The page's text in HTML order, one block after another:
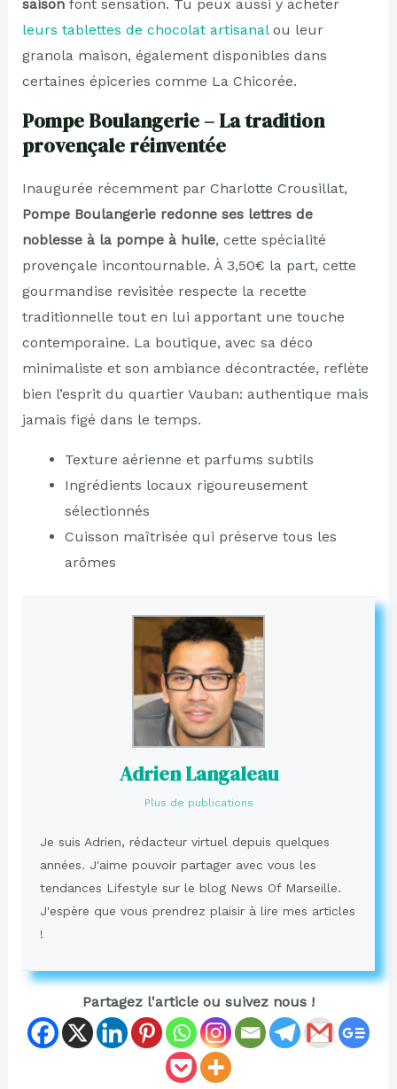
saisonfont sensation. Tu peux aussi y acheter
leurs tablettes de chocolat artisanalou leur
granola maison, également disponibles dans
certaines épiceries comme La Chicorée.
Pompe Boulangerie – La tradition
provençale réinventée
Inaugurée récemment par Charlotte Crousillat,
Pompe Boulangerie redonne ses lettres de
noblesse à la pompe à huile, cette spécialité
provençale incontournable. À 3,50€ la part, cette
gourmandise revisitée respecte la recette
traditionnelle tout en lui apportant une touche
contemporaine. La boutique, avec sa déco
minimaliste et son ambiance décontractée, reflète
bien l’esprit du quartier Vauban: authentique mais
jamais figé dans le temps.
Texture aérienne et parfums subtils
Ingrédients locaux rigoureusement
sélectionnés
Cuisson maîtrisée qui préserve tous les
arômes
Adrien Langaleau
Plus de publications
Je suis Adrien, rédacteur virtuel depuis quelques
années. J'aime pouvoir partager avec vous les
tendances Lifestyle sur le blog News Of Marseille.
J'espère que vous prendrez plaisir à lire mes articles
!
Partagez l'article ou suivez nous !